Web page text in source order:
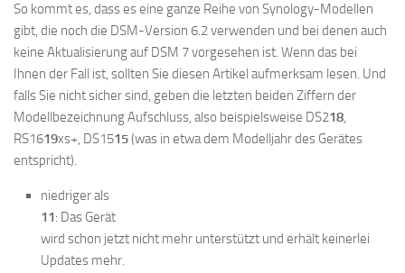
So kommt es, dass es eine ganze Reihe von Synology-Modellen
gibt, die noch die DSM-Version 6.2 verwenden und bei denen auch
keine Aktualisierung auf DSM 7 vorgesehen ist. Wenn das bei
Ihnen der Fall ist, sollten Sie diesen Artikel aufmerksam lesen. Und
falls Sie nicht sicher sind, geben die letzten beiden Ziffern der
Modellbezeichnung Aufschluss, also beispielsweise DS218,
RS1619xs+, DS1515(was in etwa dem Modelljahr des Gerätes
entspricht).
niedriger als
11: Das Gerät
wird schon jetzt nicht mehr unterstützt und erhält keinerlei
Updates mehr.